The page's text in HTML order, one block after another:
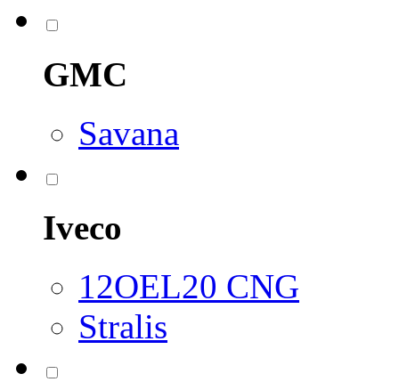
GMC
Savana
Iveco
12OEL20 CNG
Stralis